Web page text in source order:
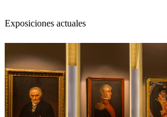
Exposiciones actuales